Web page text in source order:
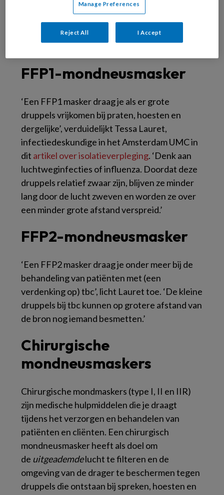
beschermingsmiddelen (EC 2016/425). De
Inspectie SZW houdt toezicht op deze
persoonlijke beschermingsmiddelen als ze voor
professionals zijn bestemd.
FFP1-mondneusmasker
‘Een FFP1 masker draag je als er grote
druppels vrijkomen bij praten, hoesten en
dergelijke’, verduidelijkt Tessa Lauret,
infectiedeskundige in het Amsterdam UMC in
dit artikel over isolatieverpleging. ‘Denk aan
luchtweginfecties of influenza. Doordat deze
druppels relatief zwaar zijn, blijven ze minder
lang door de lucht zweven en worden ze over
een minder grote afstand verspreid.’
FFP2-mondneusmasker
‘Een FFP2 masker draag je onder meer bij de
behandeling van patiënten met (een
verdenking op) tbc’, licht Lauret toe. ‘De kleine
druppels bij tbc kunnen op grotere afstand van
de bron nog iemand besmetten.’
Chirurgische
mondneusmaskers
Chirurgische mondmaskers (type I, II en IIR)
zijn medische hulpmiddelen die je draagt
tijdens het verzorgen en behandelen van
patiënten en cliënten. Een chirurgisch
mondneusmasker heeft als doel om
de uitgeademdelucht te filteren en de
omgeving van de drager te beschermen tegen
druppels die ontstaan bij spreken, hoesten en
Manage Preferences
Reject All I Accept